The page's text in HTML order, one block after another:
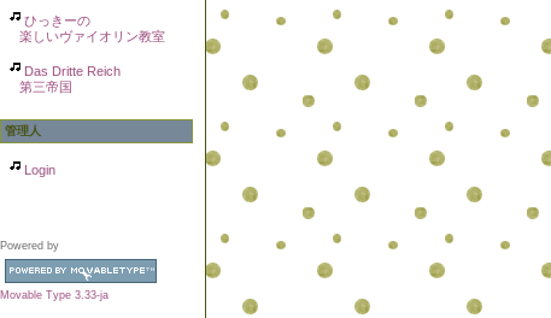
ひっきーの
楽しいヴァイオリン教室
Das Dritte Reich
第三帝国
管理人
Login
Powered by
Movable Type 3.33-ja